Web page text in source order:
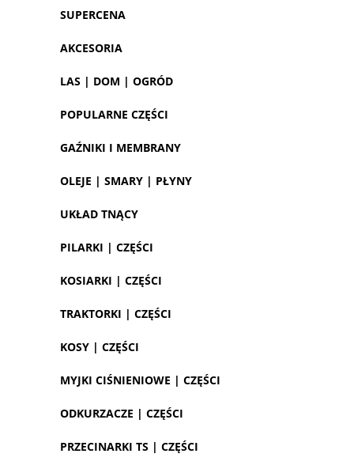
SUPERCENA
AKCESORIA
LAS | DOM | OGRÓD
POPULARNE CZĘŚCI
GAŹNIKI I MEMBRANY
OLEJE | SMARY | PŁYNY
UKŁAD TNĄCY
PILARKI | CZĘŚCI
KOSIARKI | CZĘŚCI
TRAKTORKI | CZĘŚCI
KOSY | CZĘŚCI
MYJKI CIŚNIENIOWE | CZĘŚCI
ODKURZACZE | CZĘŚCI
PRZECINARKI TS | CZĘŚCI